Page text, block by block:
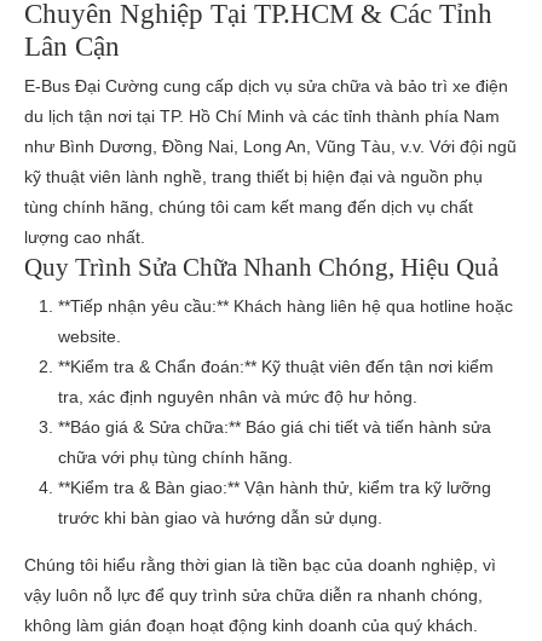
Chuyên Nghiệp Tại TP.HCM & Các Tỉnh
Lân Cận
E-Bus Đại Cường cung cấp dịch vụ sửa chữa và bảo trì xe điện
du lịch tận nơi tại TP. Hồ Chí Minh và các tỉnh thành phía Nam
như Bình Dương, Đồng Nai, Long An, Vũng Tàu, v.v. Với đội ngũ
kỹ thuật viên lành nghề, trang thiết bị hiện đại và nguồn phụ
tùng chính hãng, chúng tôi cam kết mang đến dịch vụ chất
lượng cao nhất.
Quy Trình Sửa Chữa Nhanh Chóng, Hiệu Quả
**Tiếp nhận yêu cầu:** Khách hàng liên hệ qua hotline hoặc
website.
**Kiểm tra & Chẩn đoán:** Kỹ thuật viên đến tận nơi kiểm
tra, xác định nguyên nhân và mức độ hư hỏng.
**Báo giá & Sửa chữa:** Báo giá chi tiết và tiến hành sửa
chữa với phụ tùng chính hãng.
**Kiểm tra & Bàn giao:** Vận hành thử, kiểm tra kỹ lưỡng
trước khi bàn giao và hướng dẫn sử dụng.
Chúng tôi hiểu rằng thời gian là tiền bạc của doanh nghiệp, vì
vậy luôn nỗ lực để quy trình sửa chữa diễn ra nhanh chóng,
không làm gián đoạn hoạt động kinh doanh của quý khách.